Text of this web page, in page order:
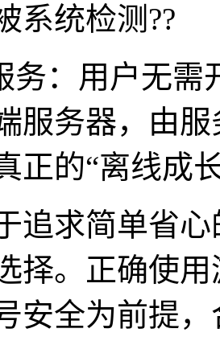
系统检测??
务：用户无
服务器，由
正的“离线成
追求简单省
择。正确使
安全为前提